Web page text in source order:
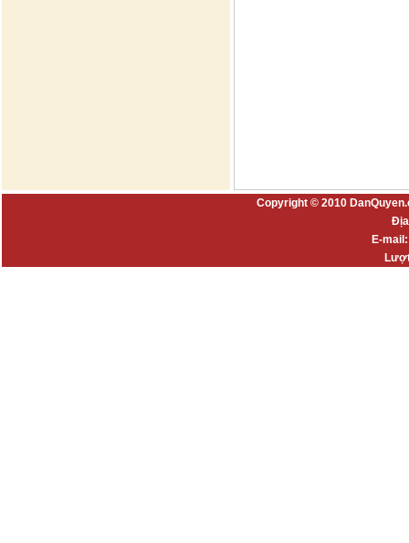
Copyright © 2010
E-